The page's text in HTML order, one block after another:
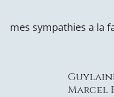
mes sympathies a la
Marcel